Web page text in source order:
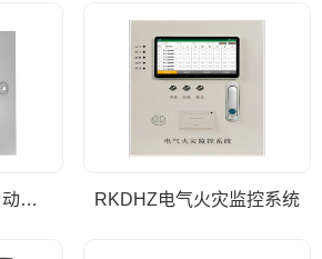
RKDMH电气火灾自动报警灭火系统 RKDHZ电气火灾监控系统